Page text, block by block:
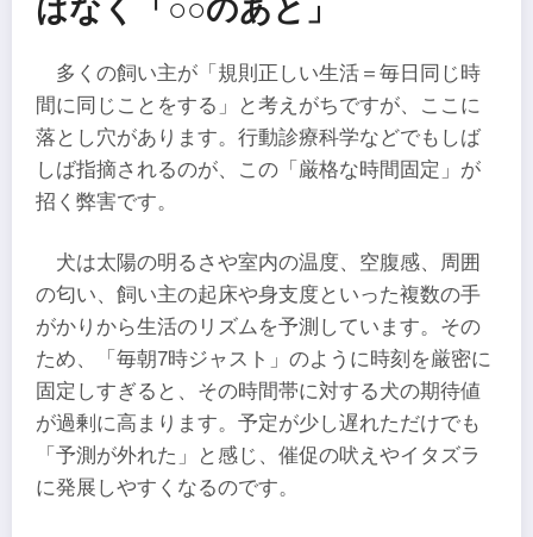
はなく「○○のあと」
多くの飼い主が「規則正しい生活＝毎日同じ時
間に同じことをする」と考えがちですが、ここに
落とし穴があります。行動診療科学などでもしば
しば指摘されるのが、この「厳格な時間固定」が
招く弊害です。
犬は太陽の明るさや室内の温度、空腹感、周囲
の匂い、飼い主の起床や身支度といった複数の手
がかりから生活のリズムを予測しています。その
ため、「毎朝7時ジャスト」のように時刻を厳密に
固定しすぎると、その時間帯に対する犬の期待値
が過剰に高まります。予定が少し遅れただけでも
「予測が外れた」と感じ、催促の吠えやイタズラ
に発展しやすくなるのです。